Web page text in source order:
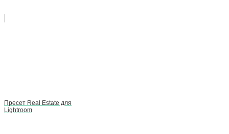
Пресет Real Estate для
Lightroom